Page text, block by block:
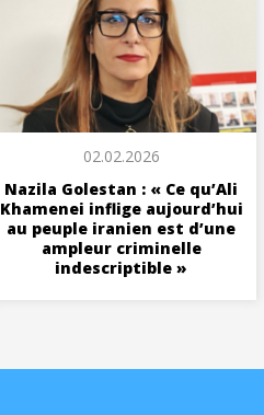
02.02.2026
Nazila Golestan : « Ce qu’Ali
Khamenei inflige aujourd’hui
au peuple iranien est d’une
ampleur criminelle
indescriptible »